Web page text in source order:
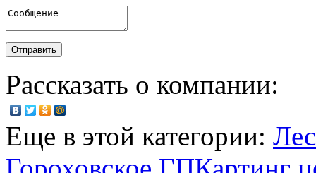
Рассказать о компании:
Еще в этой категории: